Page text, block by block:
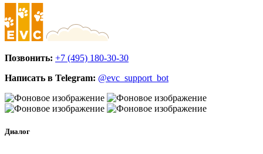
Позвонить: +7 (495) 180-30-30
Написать в Telegram: @evc_support_bot
Диалог